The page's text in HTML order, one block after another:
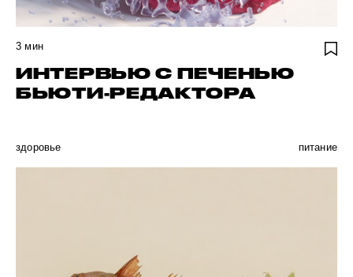
3 мин
ИНТЕРВЬЮ С ПЕЧЕНЬЮ
БЬЮТИ-РЕДАКТОРА
здоровье питание